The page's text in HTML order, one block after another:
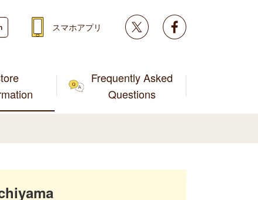
Frequently Asked
Questions
スマホアプリ Twitter